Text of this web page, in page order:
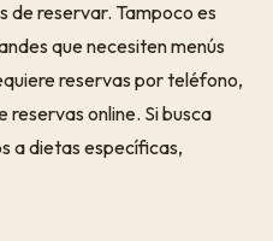
de reservar. Tampoco es
que necesiten menús
reservas por teléfono,
reservas online. Si busca
a dietas específicas,